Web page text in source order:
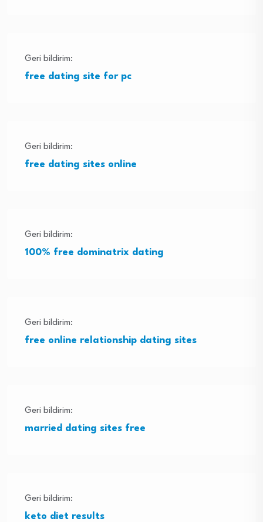
Geri bildirim:
free dating site for pc
Geri bildirim:
free dating sites online
Geri bildirim:
100% free dominatrix dating
Geri bildirim:
free online relationship dating sites
Geri bildirim:
married dating sites free
Geri bildirim:
keto diet results